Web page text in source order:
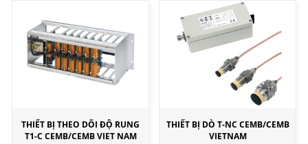
THIẾT BỊ THEO DÕI ĐỘ RUNG
T1-C CEMB/CEMB VIET NAM
THIẾT BỊ DÒ T-NC CEMB/CEMB
VIETNAM